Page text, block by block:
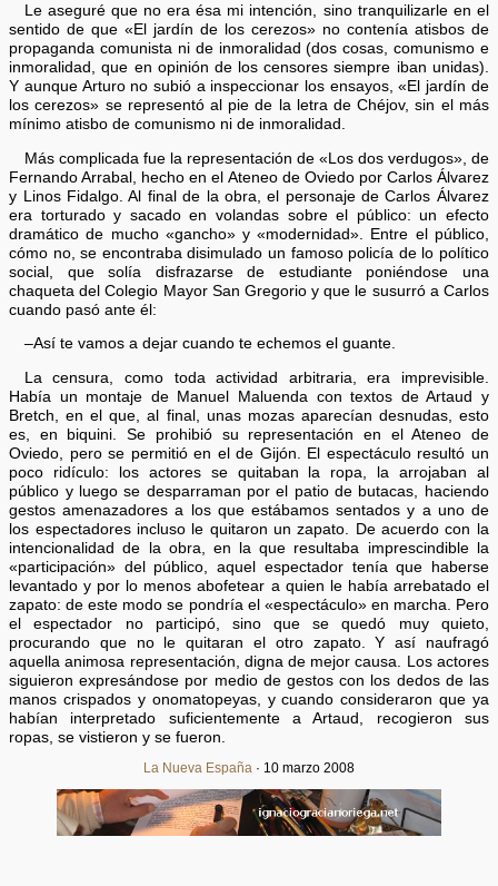
Le aseguré que no era ésa mi intención, sino tranquilizarle en el
sentido de que «El jardín de los cerezos» no contenía atisbos de
propaganda comunista ni de inmoralidad (dos cosas, comunismo e
inmoralidad, que en opinión de los censores siempre iban unidas).
Y aunque Arturo no subió a inspeccionar los ensayos, «El jardín de
los cerezos» se representó al pie de la letra de Chéjov, sin el más
mínimo atisbo de comunismo ni de inmoralidad.
Más complicada fue la representación de «Los dos verdugos», de
Fernando Arrabal, hecho en el Ateneo de Oviedo por Carlos Álvarez
y Linos Fidalgo. Al final de la obra, el personaje de Carlos Álvarez
era torturado y sacado en volandas sobre el público: un efecto
dramático de mucho «gancho» y «modernidad». Entre el público,
cómo no, se encontraba disimulado un famoso policía de lo político
social, que solía disfrazarse de estudiante poniéndose una
chaqueta del Colegio Mayor San Gregorio y que le susurró a Carlos
cuando pasó ante él:
–Así te vamos a dejar cuando te echemos el guante.
La censura, como toda actividad arbitraria, era imprevisible.
Había un montaje de Manuel Maluenda con textos de Artaud y
Bretch, en el que, al final, unas mozas aparecían desnudas, esto
es, en biquini. Se prohibió su representación en el Ateneo de
Oviedo, pero se permitió en el de Gijón. El espectáculo resultó un
poco ridículo: los actores se quitaban la ropa, la arrojaban al
público y luego se desparraman por el patio de butacas, haciendo
gestos amenazadores a los que estábamos sentados y a uno de
los espectadores incluso le quitaron un zapato. De acuerdo con la
intencionalidad de la obra, en la que resultaba imprescindible la
«participación» del público, aquel espectador tenía que haberse
levantado y por lo menos abofetear a quien le había arrebatado el
zapato: de este modo se pondría el «espectáculo» en marcha. Pero
el espectador no participó, sino que se quedó muy quieto,
procurando que no le quitaran el otro zapato. Y así naufragó
aquella animosa representación, digna de mejor causa. Los actores
siguieron expresándose por medio de gestos con los dedos de las
manos crispados y onomatopeyas, y cuando consideraron que ya
habían interpretado suficientemente a Artaud, recogieron sus
ropas, se vistieron y se fueron.
La Nueva España · 10 marzo 2008